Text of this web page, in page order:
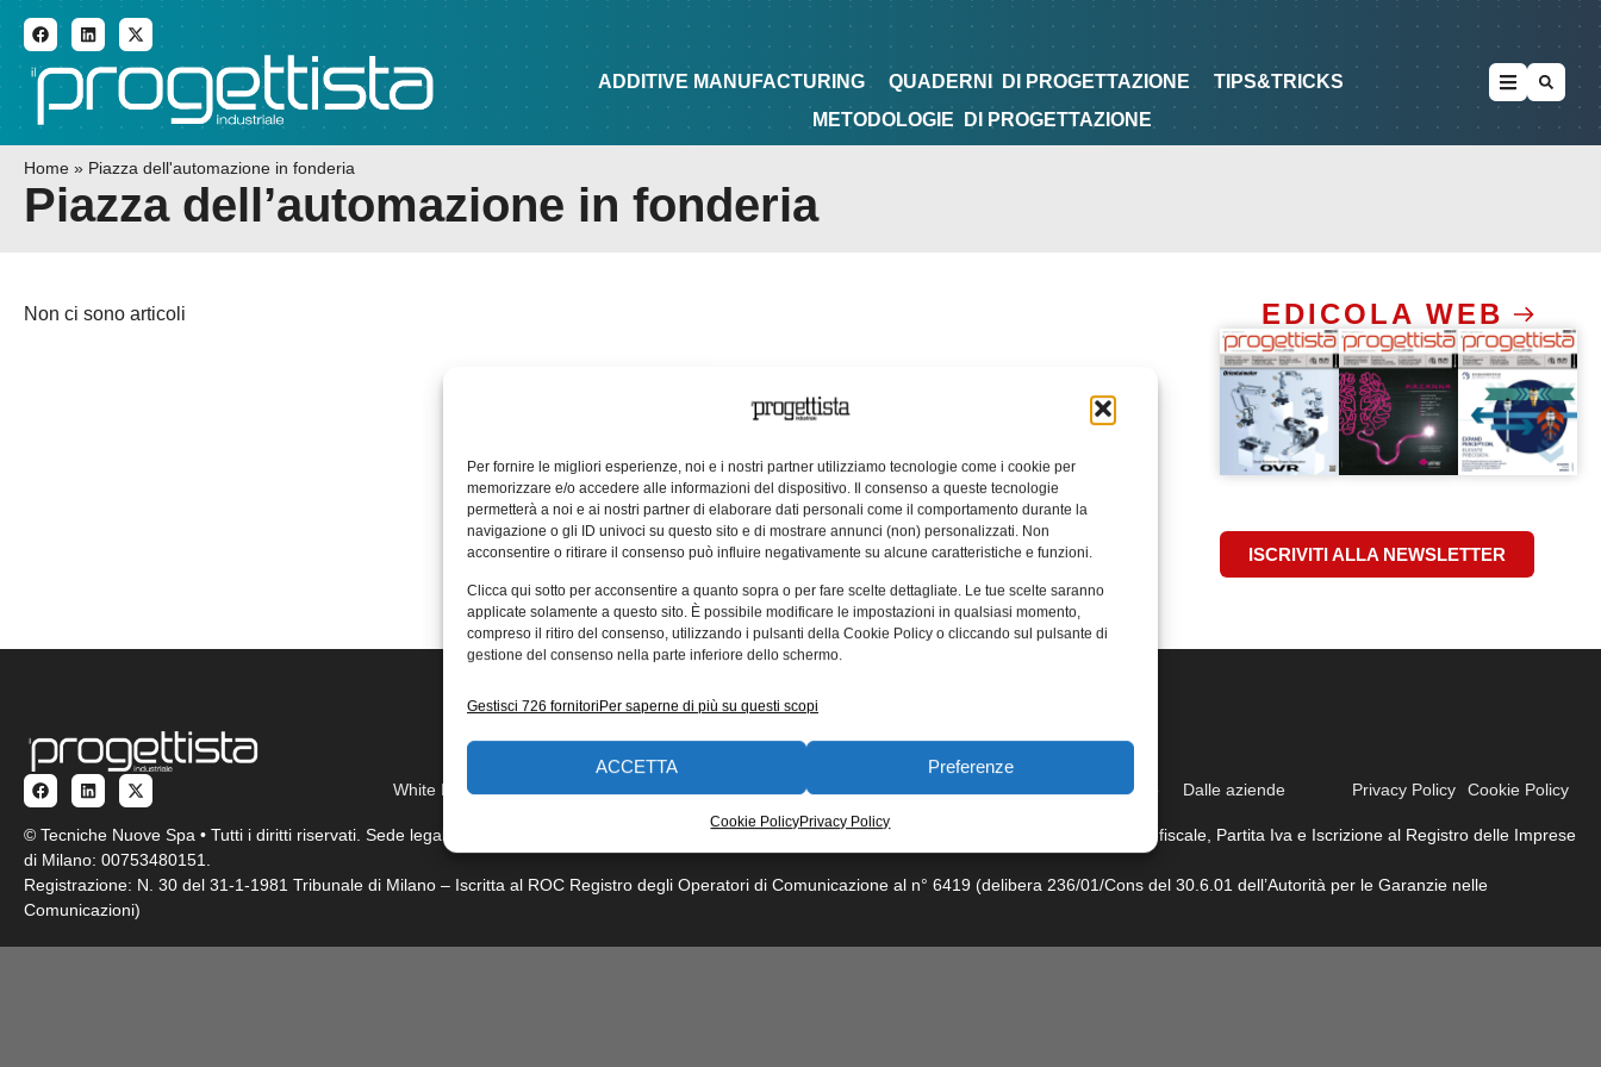
Per fornire le migliori esperienze, noi e i nostri partner utilizziamo tecnologie come i cookie per
memorizzare e/o accedere alle informazioni del dispositivo. Il consenso a queste tecnologie
permetterà a noi e ai nostri partner di elaborare dati personali come il comportamento durante la
navigazione o gli ID univoci su questo sito e di mostrare annunci (non) personalizzati. Non
acconsentire o ritirare il consenso può influire negativamente su alcune caratteristiche e funzioni.
Clicca qui sotto per acconsentire a quanto sopra o per fare scelte dettagliate. Le tue scelte saranno
applicate solamente a questo sito. È possibile modificare le impostazioni in qualsiasi momento,
compreso il ritiro del consenso, utilizzando i pulsanti della Cookie Policy o cliccando sul pulsante di
gestione del consenso nella parte inferiore dello schermo.
Gestisci 726 fornitoriPer saperne di più su questi scopi
ACCETTA Preferenze
Cookie PolicyPrivacy Policy
ADDITIVE MANUFACTURING QUADERNI DI PROGETTAZIONE TIPS&TRICKS METODOLOGIE DI PROGETTAZIONE
ADDITIVE MANUFACTURING QUADERNI DI PROGETTAZIONE
TIPS&TRICKS
METODOLOGIE
DI PROGETTAZIONE
Home » Piazza dell'automazione in fonderia
Piazza dell’automazione in fonderia
Non ci sono articoli EDICOLA WEB
ISCRIVITI ALLA NEWSLETTER
White Paper Calendario eventi Video Dalle aziende Privacy Policy Cookie Policy
© Tecniche Nuove Spa • Tutti i diritti riservati. Sede legale: Via Eritrea 21 – 20157 Milano. Capitale sociale: 5.000.000 euro interamente versati. Codice fiscale, Partita Iva e Iscrizione al Registro delle Imprese
di Milano: 00753480151.
Registrazione: N. 30 del 31-1-1981 Tribunale di Milano – Iscritta al ROC Registro degli Operatori di Comunicazione al n° 6419 (delibera 236/01/Cons del 30.6.01 dell’Autorità per le Garanzie nelle
Comunicazioni)